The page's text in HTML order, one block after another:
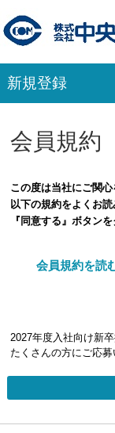
新規登録
会員規約
この度は当社にご関
以下の規約をよくお
『同意する』ボタン
会員規約を読
2027年度入社向け新
たくさんの方にご応